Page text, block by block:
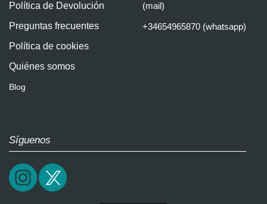
Política de Devolución
Preguntas frecuentes
Política de cookies
Quiénes somos
Blog
(mail)
+34654965870 (whatsapp)
Síguenos